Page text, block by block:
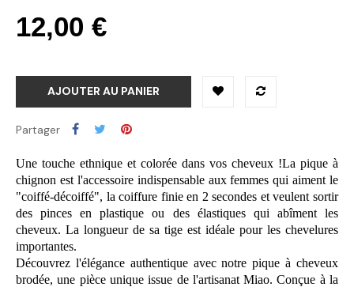
12,00 €
AJOUTER AU PANIER
Partager
Une touche ethnique et colorée dans vos cheveux !La pique à
chignon est l'accessoire indispensable aux femmes qui aiment le
"coiffé-décoiffé", la coiffure finie en 2 secondes et veulent sortir
des pinces en plastique ou des élastiques qui abîment les
cheveux. La longueur de sa tige est idéale pour les chevelures
importantes.
Découvrez l'élégance authentique avec notre pique à cheveux
brodée, une pièce unique issue de l'artisanat Miao. Conçue à la